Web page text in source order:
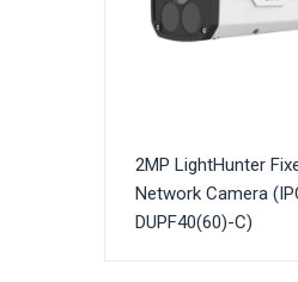
2MP LightHunter
Network Camera
DUPF40(60)-C)